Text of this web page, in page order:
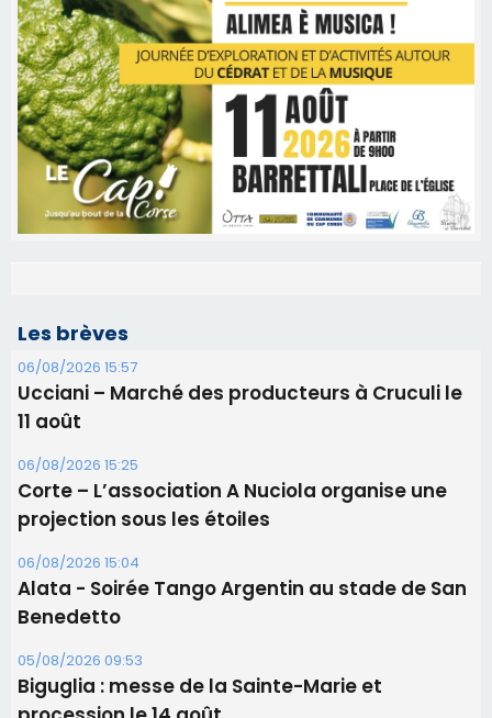
Les brèves
06/08/2026 15:57
Ucciani – Marché des producteurs à Cruculi le
11 août